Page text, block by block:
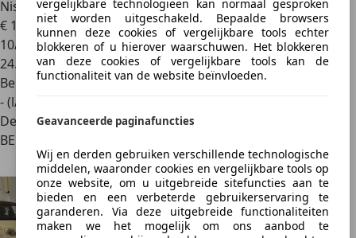
vergelijkbare technologieën kan normaal gesproken
niet worden uitgeschakeld. Bepaalde browsers
kunnen deze cookies of vergelijkbare tools echter
blokkeren of u hierover waarschuwen. Het blokkeren
van deze cookies of vergelijkbare tools kan de
functionaliteit van de website beïnvloeden.
Geavanceerde paginafuncties
Wij en derden gebruiken verschillende technologische
middelen, waaronder cookies en vergelijkbare tools op
onze website, om u uitgebreide sitefuncties aan te
bieden en een verbeterde gebruikerservaring te
garanderen. Via deze uitgebreide functionaliteiten
maken we het mogelijk om ons aanbod te
Nissan JukeN-DESIGN
€ 19.490
10/2024
24.338 km
Benzine
- (l/100 km)
Dealer
BE 4860